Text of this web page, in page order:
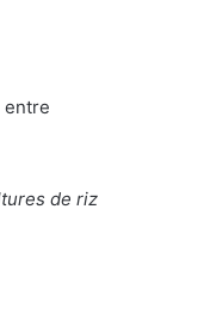
entre
de riz